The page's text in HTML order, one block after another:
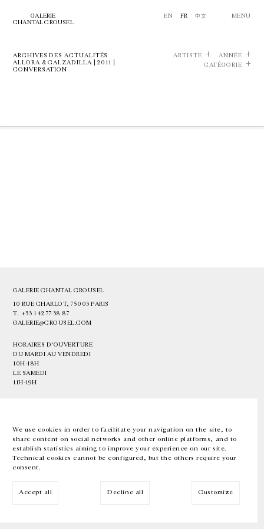
We use cookies in order to facilitate your navigation on the site, to
share content on social networks and other online platforms, and to
establish statistics aiming to improve your experience on our site.
Technical cookies cannot be configured, but the others require your
consent.
Accept all Decline all Customize
GALERIE
CHANTAL CROUSEL
EN FR 中文 MENU
ARCHIVES DES ACTUALITÉS
ALLORA & CALZADILLA | 2011 |
CONVERSATION
ARTISTE
ANNÉE
CATÉGORIE
GALERIE CHANTAL CROUSEL
10 RUE CHARLOT, 75003 PARIS
T. +33 1 42 77 38 87
GALERIE@CROUSEL.COM
HORAIRES D'OUVERTURE
DU MARDI AU VENDREDI
10H-18H
LE SAMEDI
11H-19H
EN FR 中文 Facebook Instagram
Inscrivez-vous à notre newsletter